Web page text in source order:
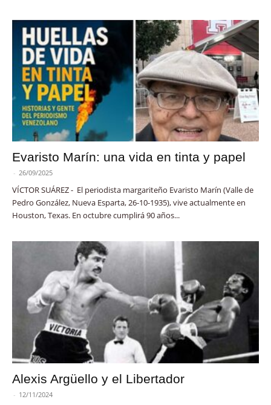
Evaristo Marín: una vida en tinta y papel
- 26/09/2025
VÍCTOR SUÁREZ - El periodista margariteño Evaristo Marín (Valle de
Pedro González, Nueva Esparta, 26-10-1935), vive actualmente en
Houston, Texas. En octubre cumplirá 90 años...
Alexis Argüello y el Libertador
- 12/11/2024